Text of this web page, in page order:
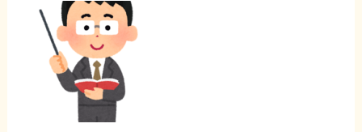
ご相談事例をみる
外出困難でもOK
非対面で申請できる